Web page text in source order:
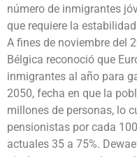
número de inmigrantes
que requiere la
A fines de noviembre del
Bélgica reconoció que
inmigrantes al año para
2050, fecha en que la
millones de personas, lo
pensionistas por cada
actuales 35 a 75%.